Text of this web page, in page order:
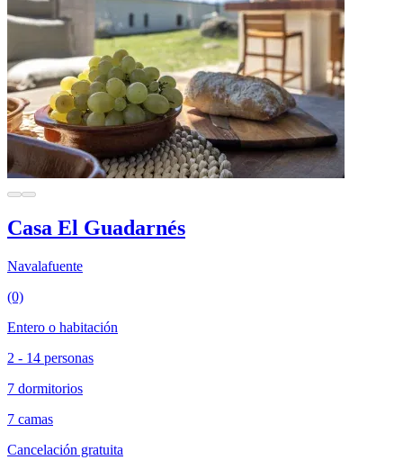
Casa El Guadarnés
Navalafuente
(0)
Entero o habitación
2 - 14 personas
7 dormitorios
7 camas
Cancelación gratuita